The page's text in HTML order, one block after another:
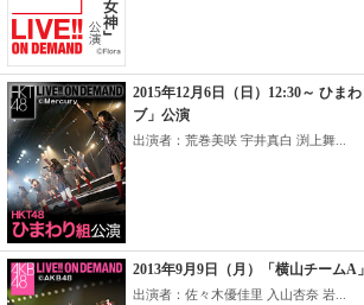
2015年12月6日（日）12:30～ ひま
ブ」公演
出演者：荒巻美咲 宇井真白 渕上舞...
2013年9月9日（月）「横山チームA
出演者：佐々木優佳里 入山杏奈 岩...